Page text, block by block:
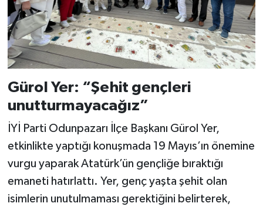
Gürol Yer: “Şehit gençleri
unutturmayacağız”
İYİ Parti Odunpazarı İlçe Başkanı Gürol Yer,
etkinlikte yaptığı konuşmada 19 Mayıs’ın önemine
vurgu yaparak Atatürk’ün gençliğe bıraktığı
emaneti hatırlattı. Yer, genç yaşta şehit olan
isimlerin unutulmaması gerektiğini belirterek,